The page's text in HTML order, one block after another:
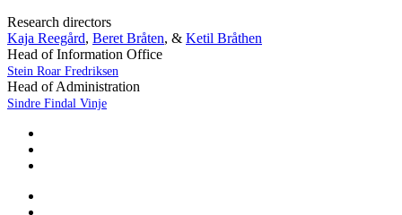
Research directors
Kaja Reegård, Beret Bråten, & Ketil Bråthen
Head of Information Office
Stein Roar Fredriksen
Head of Administration
Sindre Findal Vinje